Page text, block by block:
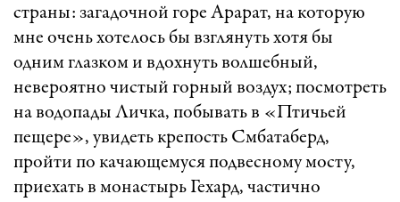
страны: загадочной горе Арарат, на которую
мне очень хотелось бы взглянуть хотя бы
одним глазком и вдохнуть волшебный,
невероятно чистый горный воздух; посмотреть
на водопады Личка, побывать в «Птичьей
пещере», увидеть крепость Смбатаберд,
пройти по качающемуся подвесному мосту,
приехать в монастырь Гехард, частично